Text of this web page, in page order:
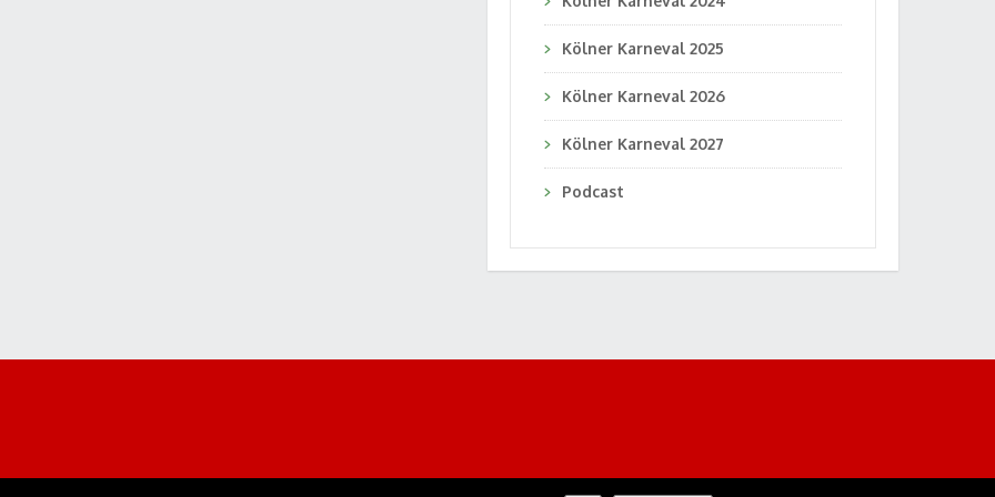
Kölner Karneval 2025
Kölner Karneval 2026
Kölner Karneval 2027
Podcast